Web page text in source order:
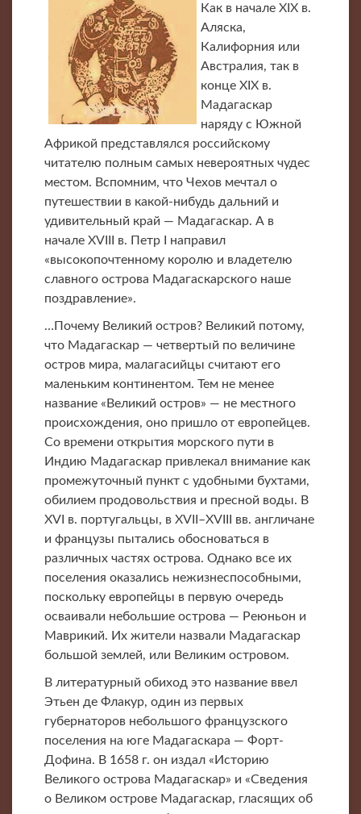
Как в начале XIX в.
Аляска,
Калифорния или
Австралия, так в
конце XIX в.
Мадагаскар
наряду с Южной
Африкой представлялся российскому
читателю полным самых невероятных чудес
местом. Вспомним, что Чехов мечтал о
путешествии в какой-нибудь дальний и
удивительный край — Мадагаскар. А в
начале XVIII в. Петр I направил
«высокопочтенному королю и владетелю
славного острова Мадагаскарского наше
поздравление».
…Почему Великий остров? Великий потому,
что Мадагаскар — четвертый по величине
остров мира, малагасийцы считают его
маленьким континентом. Тем не менее
название «Великий остров» — не местного
происхождения, оно пришло от европейцев.
Со времени открытия морского пути в
Индию Мадагаскар привлекал внимание как
промежуточный пункт с удобными бухтами,
обилием продовольствия и пресной воды. В
XVI в. португальцы, в XVII–XVIII вв. англичане
и французы пытались обосноваться в
различных частях острова. Однако все их
поселения оказались нежизнеспособными,
поскольку европейцы в первую очередь
осваивали небольшие острова — Реюньон и
Маврикий. Их жители назвали Мадагаскар
большой землей, или Великим островом.
В литературный обиход это название ввел
Этьен де Флакур, один из первых
губернаторов небольшого французского
поселения на юге Мадагаскара — Форт-
Дофина. В 1658 г. он издал «Историю
Великого острова Мадагаскар» и «Сведения
о Великом острове Мадагаскар, гласящих об